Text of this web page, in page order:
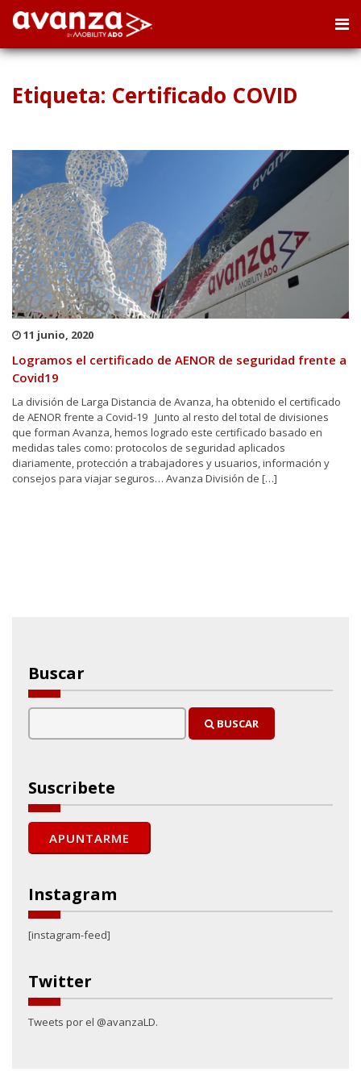
Etiqueta: Certificado COVID
11 junio, 2020
Logramos el certificado de AENOR de seguridad frente a
Covid19
La división de Larga Distancia de Avanza, ha obtenido el certificado
de AENOR frente a Covid-19 Junto al resto del total de divisiones
que forman Avanza, hemos logrado este certificado basado en
medidas tales como: protocolos de seguridad aplicados
diariamente, protección a trabajadores y usuarios, información y
consejos para viajar seguros… Avanza División de […]
Buscar
BUSCAR
Suscribete
Instagram
[instagram-feed]
Twitter
Tweets por el @avanzaLD.